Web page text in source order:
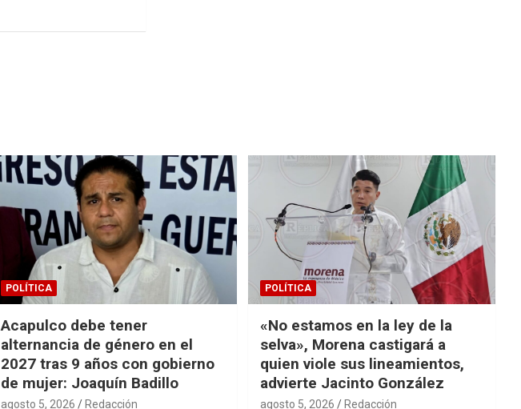
POLÍTICA
Acapulco debe tener
alternancia de género en el
2027 tras 9 años con gobierno
de mujer: Joaquín Badillo
agosto 5, 2026 Redacción
POLÍTICA
«No estamos en la ley de la
selva», Morena castigará a
quien viole sus lineamientos,
advierte Jacinto González
agosto 5, 2026 Redacción